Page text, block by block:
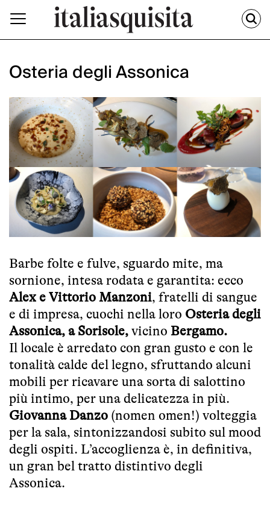
Osteria degli Assonica
Barbe folte e fulve, sguardo mite, ma
sornione, intesa rodata e garantita: ecco
Alex e Vittorio Manzoni, fratelli di sangue
e di impresa, cuochi nella loro Osteria degli
Assonica, a Sorisole, vicino Bergamo.
Il locale è arredato con gran gusto e con le
tonalità calde del legno, sfruttando alcuni
mobili per ricavare una sorta di salottino
più intimo, per una delicatezza in più.
Giovanna Danzo (nomen omen!) volteggia
per la sala, sintonizzandosi subito sul mood
degli ospiti. L’accoglienza è, in definitiva,
un gran bel tratto distintivo degli
Assonica.